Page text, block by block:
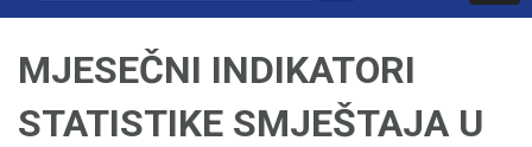
MJESEČNI INDIKATORI
STATISTIKE SMJEŠTAJA U